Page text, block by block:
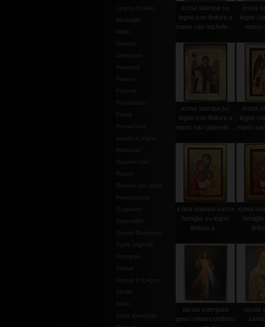
Legno di olivo
Medaglie
Mitrie
Natività
Ostensori
Pastorali
Patene
Pianete
Portaviatici
Piviali
Portachiavi
quadri in legno
Reliquiari
Ricambi vari
Rosari
Rosario per abito
francescano
Scapolari
Segnalibri
Servizi Battesimo
Spille argento
Stampati
Statue
Statue in Legno
Stoffe
Stole
Stole diaconali
icona stampa su
legno con finiture a
mano san michele ...
icona
legno
mano
icona stampa su
legno con finiture a
mano san gabriele ...
icona
legno
mano
icona stampa sacra
famiglia su legno
finiture a...
icona
tavola stampata
gesu' misericordioso
tavola